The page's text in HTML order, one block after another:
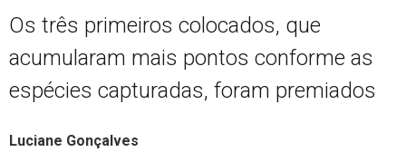
Os três primeiros colocados, que
acumularam mais pontos conforme as
espécies capturadas, foram premiados
Luciane Gonçalves